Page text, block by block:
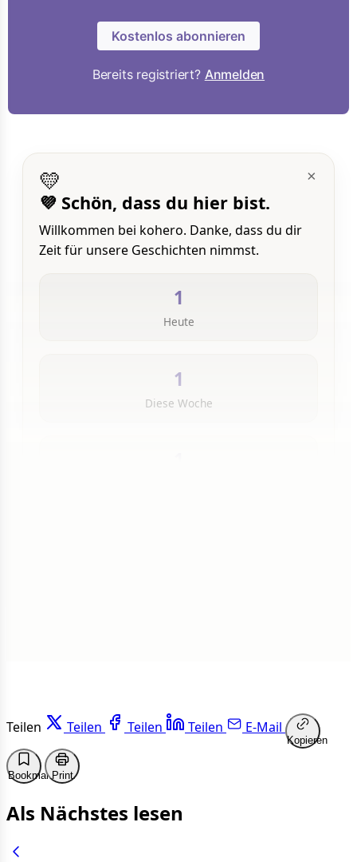
Kostenlos abonnieren
Bereits registriert? Anmelden
×
💛
💜 Schön, dass du hier bist.
Willkommen bei kohero. Danke, dass du dir
Zeit für unsere Geschichten nimmst.
1
Heute
1
Diese Woche
Teilen Teilen Teilen Teilen E-Mail
Kopieren
BookmarkPrint
Als Nächstes lesen